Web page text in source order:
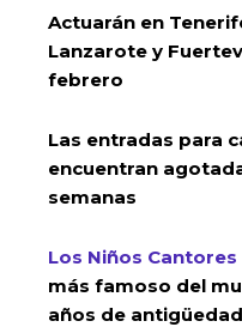
Actuarán en
Lanzarote y
febrero
Las entradas para
encuentran
semanas
Los Niños Cantores
más famoso del
años de